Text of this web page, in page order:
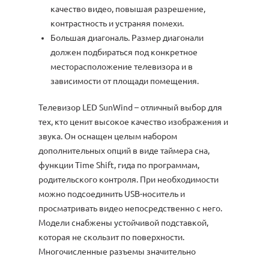
качество видео, повышая разрешение,
контрастность и устраняя помехи.
Большая диагональ. Размер диагонали
должен подбираться под конкретное
месторасположение телевизора и в
зависимости от площади помещения.
Телевизор LED SunWind – отличный выбор для
тех, кто ценит высокое качество изображения и
звука. Он оснащен целым набором
дополнительных опций в виде таймера сна,
функции Time Shift, гида по программам,
родительского контроля. При необходимости
можно подсоединить USB-носитель и
просматривать видео непосредственно с него.
Модели снабжены устойчивой подставкой,
которая не скользит по поверхности.
Многочисленные разъемы значительно